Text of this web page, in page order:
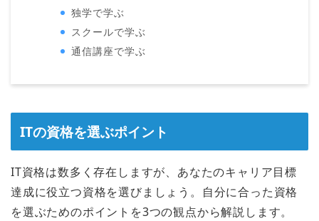
独学で学ぶ
スクールで学ぶ
通信講座で学ぶ
ITの資格を選ぶポイント
IT資格は数多く存在しますが、あなたのキャリア目標
達成に役立つ資格を選びましょう。自分に合った資格
を選ぶためのポイントを3つの観点から解説します。